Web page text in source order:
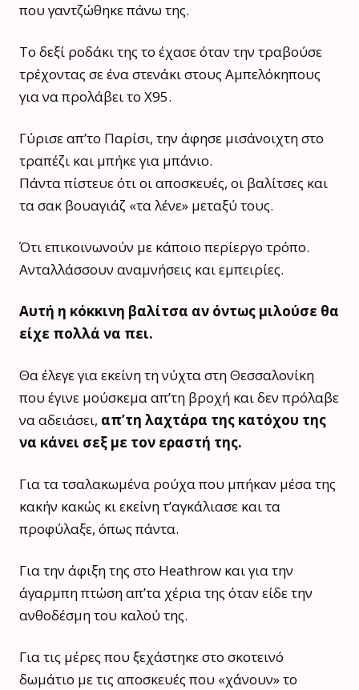
που γαντζώθηκε πάνω της.
Το δεξί ροδάκι της το έχασε όταν την τραβούσε
τρέχοντας σε ένα στενάκι στους Αμπελόκηπους
για να προλάβει το Χ95.
Γύρισε απ’το Παρίσι, την άφησε μισάνοιχτη στο
τραπέζι και μπήκε για μπάνιο.
Πάντα πίστευε ότι οι αποσκευές, οι βαλίτσες και
τα σακ βουαγιάζ «τα λένε» μεταξύ τους.
Ότι επικοινωνούν με κάποιο περίεργο τρόπο.
Ανταλλάσσουν αναμνήσεις και εμπειρίες.
Αυτή η κόκκινη βαλίτσα αν όντως μιλούσε θα
είχε πολλά να πει.
Θα έλεγε για εκείνη τη νύχτα στη Θεσσαλονίκη
που έγινε μούσκεμα απ’τη βροχή και δεν πρόλαβε
να αδειάσει, απ’τη λαχτάρα της κατόχου της
να κάνει σεξ με τον εραστή της.
Για τα τσαλακωμένα ρούχα που μπήκαν μέσα της
κακήν κακώς κι εκείνη τ’αγκάλιασε και τα
προφύλαξε, όπως πάντα.
Για την άφιξη της στο Heathrow και για την
άγαρμπη πτώση απ’τα χέρια της όταν είδε την
ανθοδέσμη του καλού της.
Για τις μέρες που ξεχάστηκε στο σκοτεινό
δωμάτιο με τις αποσκευές που «χάνουν» το